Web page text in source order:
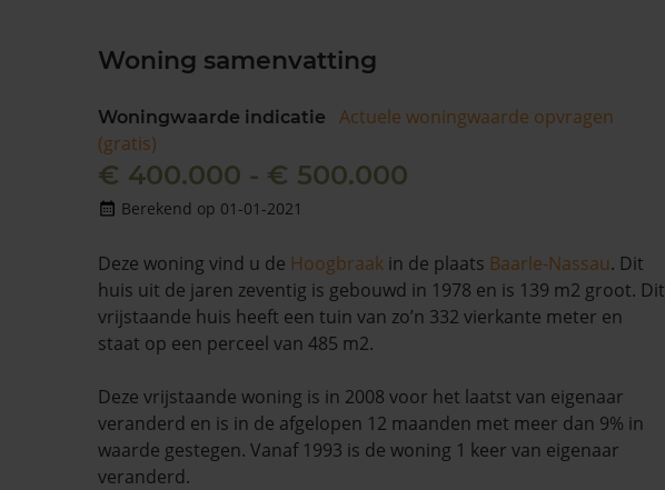
Woning samenvatting
Woningwaarde indicatie
Actuele woningwaarde opvragen
(gratis)
€ 400.000 - € 500.000
Berekend op 01-01-2021
Deze woning vind u de Hoogbraak in de plaats Baarle-Nassau. Dit
huis uit de jaren zeventig is gebouwd in 1978 en is 139 m2 groot. Dit
vrijstaande huis heeft een tuin van zo’n 332 vierkante meter en
staat op een perceel van 485 m2.
Deze vrijstaande woning is in 2008 voor het laatst van eigenaar
veranderd en is in de afgelopen 12 maanden met meer dan 9% in
waarde gestegen. Vanaf 1993 is de woning 1 keer van eigenaar
veranderd.